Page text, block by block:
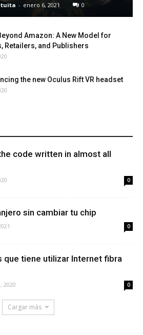
- enero 6, 2021 0
Amazon: A New Model for
Retailers, and Publishers
the new Oculus Rift VR headset
code written in almost all
0
sin cambiar tu chip
0
que tiene utilizar Internet fibra
2020 0
Cargar más